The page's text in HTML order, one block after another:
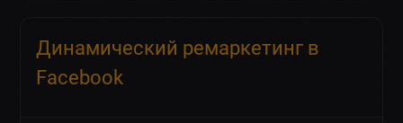
Динамический ремаркетинг в
Facebook